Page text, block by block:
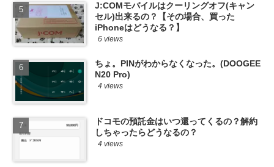
J:COMモバイルはクーリングオフ(キャン
セル)出来るの？【その場合、買った
iPhoneはどうなる？】
6 views
ちょ。PINがわからなくなった。(DOOGEE
N20 Pro)
4 views
ドコモの預託金はいつ還ってくるの？解約
しちゃったらどうなるの？
4 views